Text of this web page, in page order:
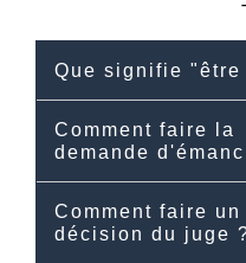
Que signifie "être
Comment faire la
demande
Comment faire
décision du juge